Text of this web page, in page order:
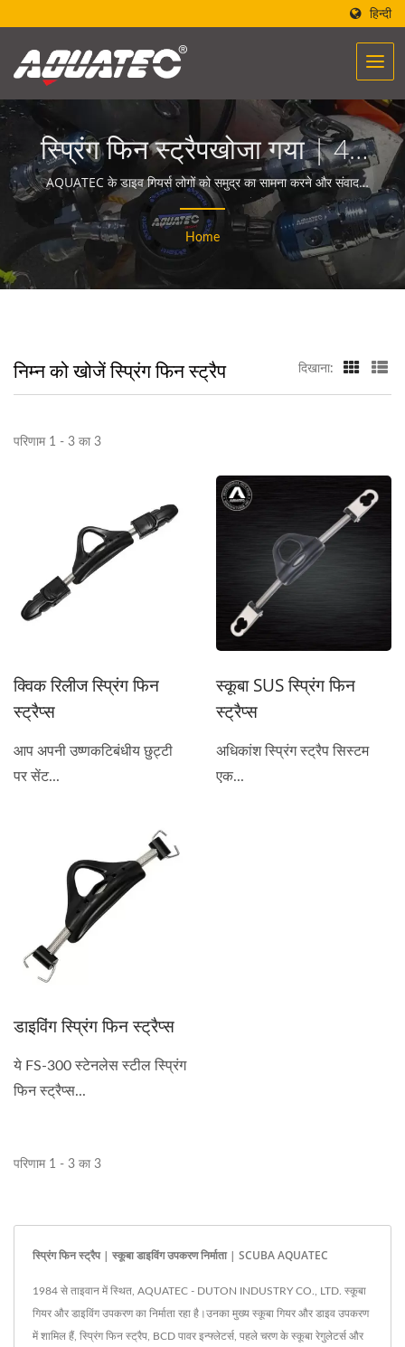
हिन्दी
स्प्रिंग फिन स्ट्रैपखोजा गया | 40
से अधिक वर्षों का स्कूबा गियर और
उपकरण निर्माता | SCUBA
AQUATEC
AQUATEC के डाइव गियर्स लोगों को समुद्र का सामना करने और संवाद
करने की शक्ति प्रदान करते हैं।
Home
निम्न को खोजें स्प्रिंग फिन स्ट्रैप दिखाना:
परिणाम 1 - 3 का 3
क्विक रिलीज स्प्रिंग फिन
स्ट्रैप्स
आप अपनी उष्णकटिबंधीय छुट्टी
पर सेंट...
स्कूबा SUS स्प्रिंग फिन
स्ट्रैप्स
अधिकांश स्प्रिंग स्ट्रैप सिस्टम
एक...
डाइविंग स्प्रिंग फिन स्ट्रैप्स
ये FS-300 स्टेनलेस स्टील स्प्रिंग
फिन स्ट्रैप्स...
परिणाम 1 - 3 का 3
स्प्रिंग फिन स्ट्रैप | स्कूबा डाइविंग उपकरण निर्माता | SCUBA AQUATEC
1984 से ताइवान में स्थित, AQUATEC - DUTON INDUSTRY CO., LTD. स्कूबा
गियर और डाइविंग उपकरण का निर्माता रहा है।उनका मुख्य स्कूबा गियर और डाइव उपकरण
में शामिल हैं, स्प्रिंग फिन स्ट्रैप, BCD पावर इन्फ्लेटर्स, पहले चरण के स्कूबा रेगुलेटर्स और